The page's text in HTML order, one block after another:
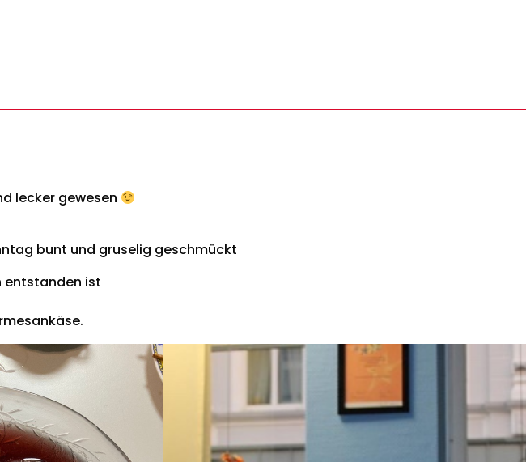
lecker gewesen
bunt und gruselig geschmückt
entstanden ist